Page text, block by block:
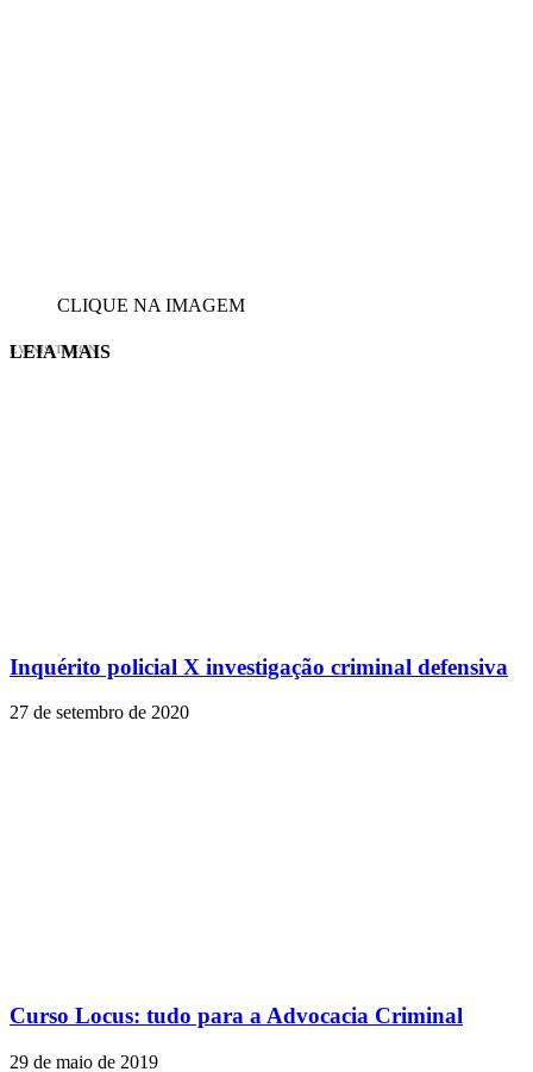
CLIQUE NA IMAGEM
EVINIS TALON
LEIA MAIS
Inquérito policial X investigação criminal defensiva
27 de setembro de 2020
Curso Locus: tudo para a Advocacia Criminal
29 de maio de 2019